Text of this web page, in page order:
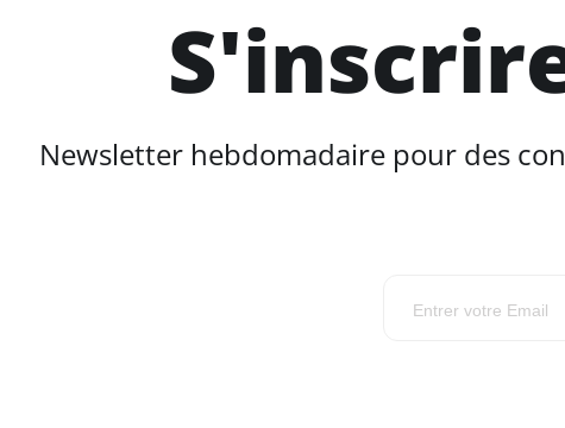
Newsletter hebdomadaire pour des